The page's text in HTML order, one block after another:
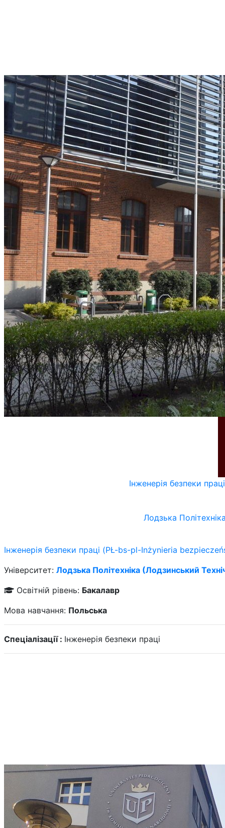
Інженерія безпеки
Лодзька
Інженерія безпеки праці (PŁ-bs-pl-Inżynieria
Університет: Лодзька Політехніка (Лодзинський
Освітній рівень: Бакалавр
Мова навчання: Польська
Спеціалізації : Інженерія безпеки праці